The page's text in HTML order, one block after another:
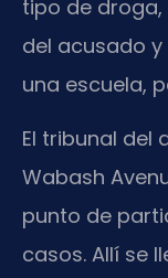
tipo de
del acusado
una escuela,
El tribunal del
Wabash
punto de
casos. Allí se